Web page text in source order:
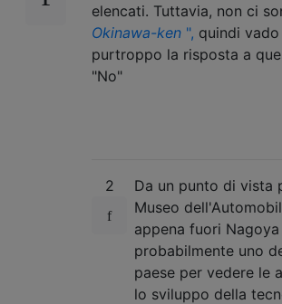
elencati. Tuttavia, non ci
Okinawa-ken ", quindi
purtroppo la risposta a
"No"
2
Da un punto di vista
Museo
appena fuori
probabilmente uno
paese per vedere le
lo sviluppo della